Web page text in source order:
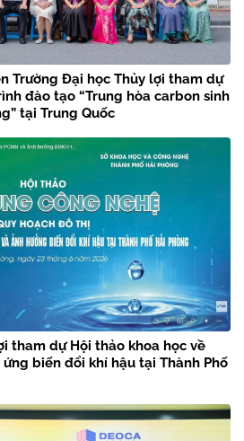
Trường Đại học Thủy lợi tham dự
đào tạo “Trung hòa carbon sinh
tại Trung Quốc
tham dự Hội thảo khoa học về
biến đổi khí hậu tại Thành Phố